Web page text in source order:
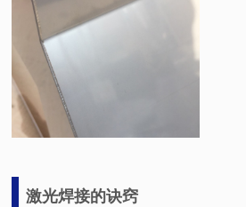
激光焊接的诀窍